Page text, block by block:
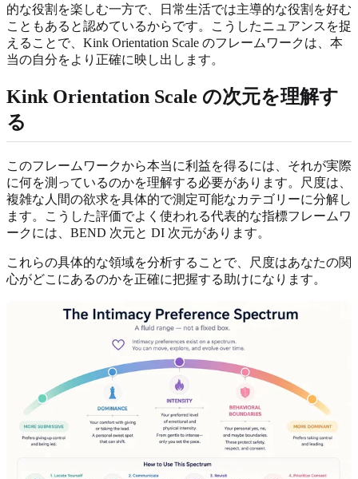
的な役割を楽しむ一方で、日常生活では主導的な役割を好む
こともあると認めているからです。こうしたニュアンスを捉
えることで、Kink Orientation Scale のフレームワークは、本
当の自分をより正確に映し出します。
Kink Orientation Scale の次元を理解す
る
このフレームワークから本当に利益を得るには、それが実際
に何を測っているのかを理解する必要があります。尺度は、
複雑な人間の欲求を具体的で測定可能なカテゴリーに分解し
ます。こうした評価でよく使われる代表的な指標フレームワ
ークには、BEND 次元と DI 次元があります。
これらの具体的な領域を分析することで、尺度はあなたの関
心がどこにあるのかを正確に把握する助けになります。